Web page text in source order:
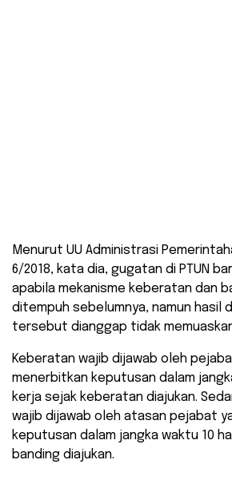
Menurut UU Administrasi
6/2018, kata dia, gugatan di PTUN
apabila mekanisme keberatan dan
ditempuh sebelumnya, namun hasil
tersebut dianggap tidak
Keberatan wajib dijawab oleh
menerbitkan keputusan dalam
kerja sejak keberatan diajukan.
wajib dijawab oleh atasan pejabat
keputusan dalam jangka waktu 10
banding diajukan.